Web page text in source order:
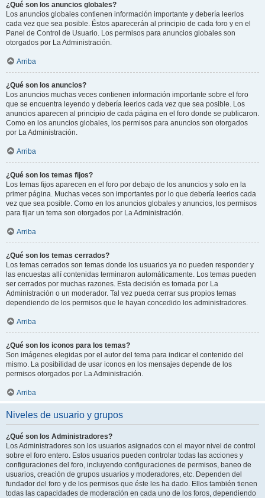
¿Qué son los anuncios globales?
Los anuncios globales contienen información importante y debería leerlos
cada vez que sea posible. Éstos aparecerán al principio de cada foro y en el
Panel de Control de Usuario. Los permisos para anuncios globales son
otorgados por La Administración.
Arriba
¿Qué son los anuncios?
Los anuncios muchas veces contienen información importante sobre el foro
que se encuentra leyendo y debería leerlos cada vez que sea posible. Los
anuncios aparecen al principio de cada página en el foro donde se publicaron.
Como en los anuncios globales, los permisos para anuncios son otorgados
por La Administración.
Arriba
¿Qué son los temas fijos?
Los temas fijos aparecen en el foro por debajo de los anuncios y solo en la
primer página. Muchas veces son importantes por lo que debería leerlos cada
vez que sea posible. Como en los anuncios globales y anuncios, los permisos
para fijar un tema son otorgados por La Administración.
Arriba
¿Qué son los temas cerrados?
Los temas cerrados son temas donde los usuarios ya no pueden responder y
las encuestas allí contenidas terminaron automáticamente. Los temas pueden
ser cerrados por muchas razones. Esta decisión es tomada por La
Administración o un moderador. Tal vez pueda cerrar sus propios temas
dependiendo de los permisos que le hayan concedido los administradores.
Arriba
¿Qué son los iconos para los temas?
Son imágenes elegidas por el autor del tema para indicar el contenido del
mismo. La posibilidad de usar iconos en los mensajes depende de los
permisos otorgados por La Administración.
Arriba
Niveles de usuario y grupos
¿Qué son los Administradores?
Los Administradores son los usuarios asignados con el mayor nivel de control
sobre el foro entero. Estos usuarios pueden controlar todas las acciones y
configuraciones del foro, incluyendo configuraciones de permisos, baneo de
usuarios, creación de grupos usuarios y moderadores, etc. Dependen del
fundador del foro y de los permisos que éste les ha dado. Ellos también tienen
todas las capacidades de moderación en cada uno de los foros, dependiendo